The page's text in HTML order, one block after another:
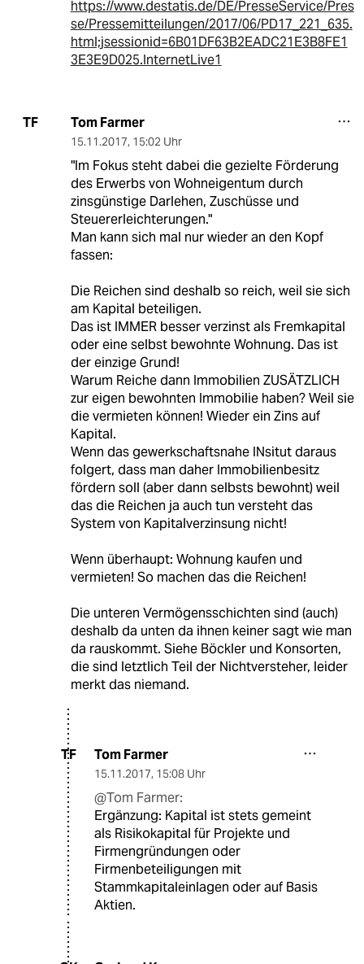
https://www.destatis.de/DE/PresseService/Pres
se/Pressemitteilungen/2017/06/PD17_221_635.
html;jsessionid=6B01DF63B2EADC21E3B8FE1
3E3E9D025.InternetLive1
TF Tom Farmer
15.11.2017, 15:02 Uhr
"Im Fokus steht dabei die gezielte Förderung
des Erwerbs von Wohneigentum durch
zinsgünstige Darlehen, Zuschüsse und
Steuererleichterungen."
Man kann sich mal nur wieder an den Kopf
fassen:
Die Reichen sind deshalb so reich, weil sie sich
am Kapital beteiligen.
Das ist IMMER besser verzinst als Fremkapital
oder eine selbst bewohnte Wohnung. Das ist
der einzige Grund!
Warum Reiche dann Immobilien ZUSÄTZLICH
zur eigen bewohnten Immobilie haben? Weil sie
die vermieten können! Wieder ein Zins auf
Kapital.
Wenn das gewerkschaftsnahe INsitut daraus
folgert, dass man daher Immobilienbesitz
fördern soll (aber dann selbsts bewohnt) weil
das die Reichen ja auch tun versteht das
System von Kapitalverzinsung nicht!
Wenn überhaupt: Wohnung kaufen und
vermieten! So machen das die Reichen!
Die unteren Vermögensschichten sind (auch)
deshalb da unten da ihnen keiner sagt wie man
da rauskommt. Siehe Böckler und Konsorten,
die sind letztlich Teil der Nichtversteher, leider
merkt das niemand.
TF Tom Farmer
15.11.2017, 15:08 Uhr
@Tom Farmer:
Ergänzung: Kapital ist stets gemeint
als Risikokapital für Projekte und
Firmengründungen oder
Firmenbeteiligungen mit
Stammkapitaleinlagen oder auf Basis
Aktien.